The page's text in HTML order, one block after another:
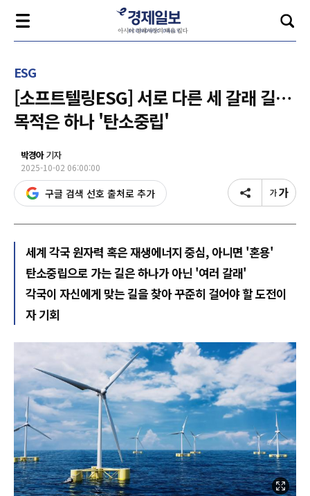
ESG
[소프트텔링ESG] 서로 다른 세 갈래 길…
목적은 하나 '탄소중립'
박경아기자
2025-10-02 06:00:00
구글 검색 선호 출처로 추가
세계 각국 원자력 혹은 재생에너지 중심, 아니면 '혼용'
탄소중립으로 가는 길은 하나가 아닌 '여러 갈래'
각국이 자신에게 맞는 길을 찾아 꾸준히 걸어야 할 도전이
자 기회